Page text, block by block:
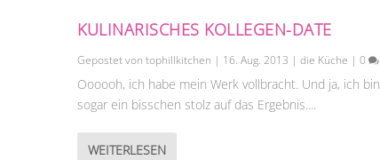
KULINARISCHES KOLLEGEN-DATE
Gepostet vontophillkitchen | 16. Aug. 2013 |die Küche |0
Oooooh, ich habe mein Werk vollbracht. Und ja, ich bin
sogar ein bisschen stolz auf das Ergebnis....
WEITERLESEN